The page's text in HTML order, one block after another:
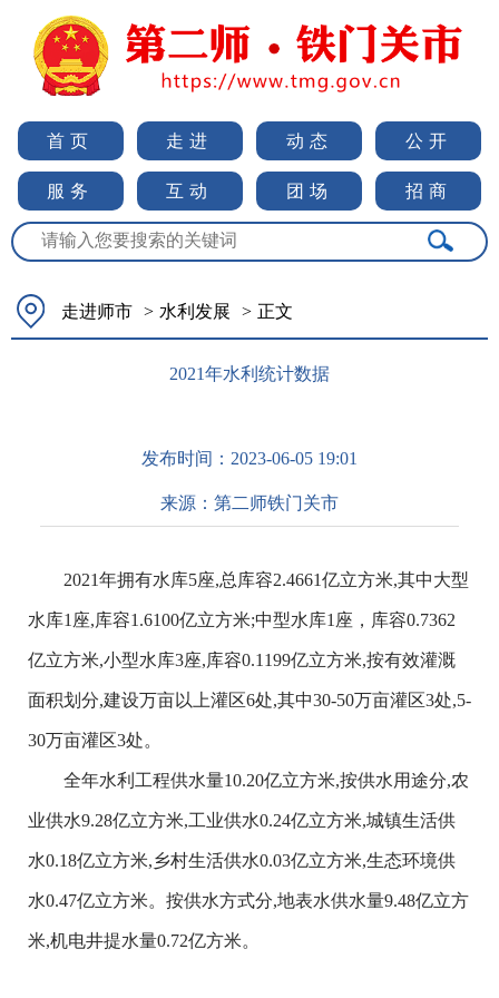
首页 走进 动态 公开
服务 互动 团场 招商
走进师市 > 水利发展 > 正文
2021年水利统计数据
发布时间： 2023-06-05 19:01
来源： 第二师铁门关市
2021年拥有水库5座,总库容2.4661亿立方米,其中大型
水库1座,库容1.6100亿立方米;中型水库1座，库容0.7362
亿立方米,小型水库3座,库容0.1199亿立方米,按有效灌溉
面积划分,建设万亩以上灌区6处,其中30-50万亩灌区3处,5-
30万亩灌区3处。
全年水利工程供水量10.20亿立方米,按供水用途分,农
业供水9.28亿立方米,工业供水0.24亿立方米,城镇生活供
水0.18亿立方米,乡村生活供水0.03亿立方米,生态环境供
水0.47亿立方米。按供水方式分,地表水供水量9.48亿立方
米,机电井提水量0.72亿方米。